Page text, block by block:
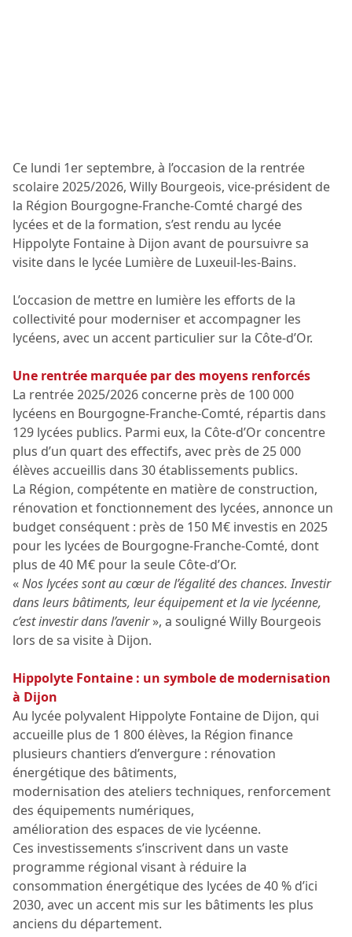
Ce lundi 1er septembre, à l’occasion de la rentrée
scolaire 2025/2026, Willy Bourgeois, vice-président de
la Région Bourgogne-Franche-Comté chargé des
lycées et de la formation, s’est rendu au lycée
Hippolyte Fontaine à Dijon avant de poursuivre sa
visite dans le lycée Lumière de Luxeuil-les-Bains.
L’occasion de mettre en lumière les efforts de la
collectivité pour moderniser et accompagner les
lycéens, avec un accent particulier sur la Côte-d’Or.
Une rentrée marquée par des moyens renforcés
La rentrée 2025/2026 concerne près de 100 000
lycéens en Bourgogne-Franche-Comté, répartis dans
129 lycées publics. Parmi eux, la Côte-d’Or concentre
plus d’un quart des effectifs, avec près de 25 000
élèves accueillis dans 30 établissements publics.
La Région, compétente en matière de construction,
rénovation et fonctionnement des lycées, annonce un
budget conséquent : près de 150 M€ investis en 2025
pour les lycées de Bourgogne-Franche-Comté, dont
plus de 40 M€ pour la seule Côte-d’Or.
«Nos lycées sont au cœur de l’égalité des chances. Investir
dans leurs bâtiments, leur équipement et la vie lycéenne,
c’est investir dans l’avenir», a souligné Willy Bourgeois
lors de sa visite à Dijon.
Hippolyte Fontaine : un symbole de modernisation
à Dijon
Au lycée polyvalent Hippolyte Fontaine de Dijon, qui
accueille plus de 1 800 élèves, la Région finance
plusieurs chantiers d’envergure : rénovation
énergétique des bâtiments,
modernisation des ateliers techniques, renforcement
des équipements numériques,
amélioration des espaces de vie lycéenne.
Ces investissements s’inscrivent dans un vaste
programme régional visant à réduire la
consommation énergétique des lycées de 40 % d’ici
2030, avec un accent mis sur les bâtiments les plus
anciens du département.